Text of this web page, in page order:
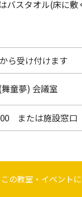
バスタオル(床に敷
ら受け付けます
童夢) 会議室
または施設窓
この教室・イベント